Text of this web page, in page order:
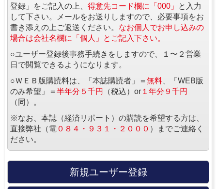
登録」をご記入の上、 得意先コード欄に「000」
と入力
して下さい。メールをお送りしますので、必要事項をお
書き添えの上ご返送ください。 なお個人でお申し込みの
場合は会社名欄に「個人」とご記入下さい。
○ユーザー登録後事務手続きをしますので、１〜２営業
日で閲覧できるようになります。
○ＷＥＢ版購読料は、「本誌購読者」＝ 無料 、「WEB版
のみ希望」＝ 半年分５千円 （税込）or １年分９千円
（同）。
※なお、本誌（経済リポート）の購読を希望する方は、
直接弊社（電 ０８４・９３１・２０００ ）までご連絡く
ださい。
新規ユーザー登録